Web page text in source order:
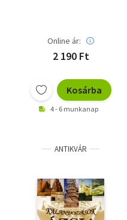
Online ár:
2 190 Ft
Kosárba
4 - 6 munkanap
ANTIKVÁR